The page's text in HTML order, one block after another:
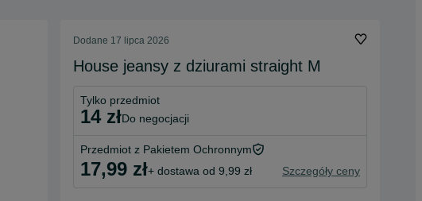
Dodane 17 lipca 2026
House jeansy z dziurami straight M
Tylko przedmiot
14 zł do negocjacji
Przedmiot z Pakietem Ochronnym
17,99 zł+ dostawa od 9,99 zł Szczegóły ceny